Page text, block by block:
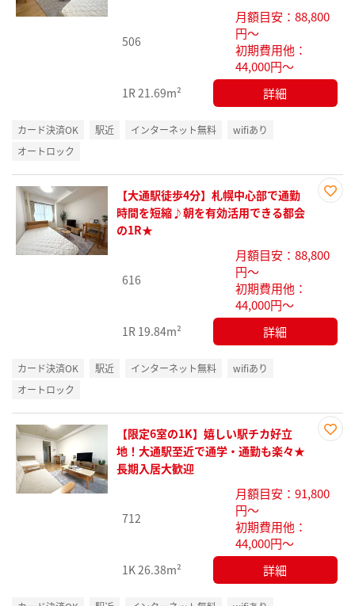
録
506
月額目安：88,800
円～
初期費用他：
44,000円～
1R21.69m² 詳細
カード決済OK 駅近 インターネット無料
wifiあり
オートロック
録
【大通駅徒歩4分】札幌中心部で通勤
時間を短縮♪朝を有効活用できる都会
の1R★
616
月額目安：88,800
円～
初期費用他：
44,000円～
1R 19.84m² 詳細
カード決済OK 駅近 インターネット無料
wifiあり
オートロック
録
【限定6室の1K】嬉しい駅チカ好立
地！大通駅至近で通学・通勤も楽々★
長期入居大歓迎
712
月額目安：91,800
円～
初期費用他：
44,000円～
1K26.38m² 詳細